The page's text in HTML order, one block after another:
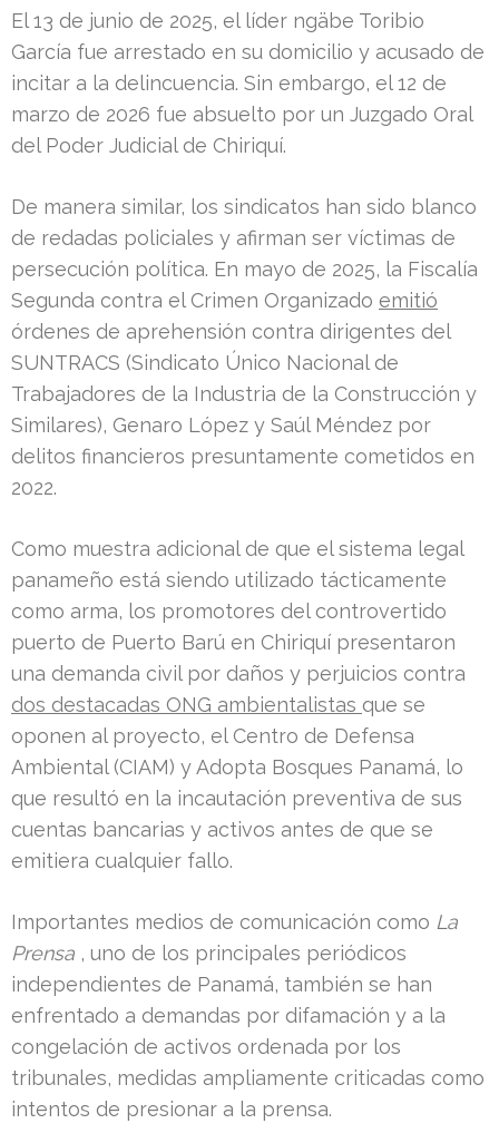
El 13 de junio de 2025, el líder ngäbe Toribio
García fue arrestado en su domicilio y acusado de
incitar a la delincuencia. Sin embargo, el 12 de
marzo de 2026 fue absuelto por un Juzgado Oral
del Poder Judicial de Chiriquí.
De manera similar, los sindicatos han sido blanco
de redadas policiales y afirman ser víctimas de
persecución política. En mayo de 2025, la Fiscalía
Segunda contra el Crimen Organizado emitió
órdenes de aprehensión contra dirigentes del
SUNTRACS (Sindicato Único Nacional de
Trabajadores de la Industria de la Construcción y
Similares), Genaro López y Saúl Méndez por
delitos financieros presuntamente cometidos en
2022.
Como muestra adicional de que el sistema legal
panameño está siendo utilizado tácticamente
como arma, los promotores del controvertido
puerto de Puerto Barú en Chiriquí presentaron
una demanda civil por daños y perjuicios contra
dos destacadas ONG ambientalistas que se
oponen al proyecto, el Centro de Defensa
Ambiental (CIAM) y Adopta Bosques Panamá, lo
que resultó en la incautación preventiva de sus
cuentas bancarias y activos antes de que se
emitiera cualquier fallo.
Importantes medios de comunicación como La
Prensa , uno de los principales periódicos
independientes de Panamá, también se han
enfrentado a demandas por difamación y a la
congelación de activos ordenada por los
tribunales, medidas ampliamente criticadas como
intentos de presionar a la prensa.